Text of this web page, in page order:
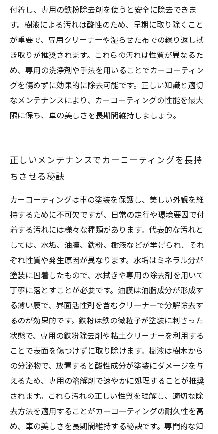
付着し、専用の鉄粉除去剤を使うと安全に除去できま
す。樹液による汚れは酸性のため、早期に取り除くこと
が重要で、専用クリーナーや湿らせた布での繰り返し拭
き取りが推奨されます。これらの汚れは性質が異なるた
め、専用の洗浄剤や手法を用いることでカーコーティン
グを傷めずに効果的に除去可能です。正しい知識と適切
なメンテナンスにより、カーコーティングの性能を最大
限に保ち、車の美しさを長期間維持しましょう。
正しいメンテナンスでカーコーティングを長持
ちさせる秘訣
カーコーティングは車の塗装を保護し、美しい外観を維
持するために不可欠ですが、日常の走行や環境要因で付
着する汚れには様々な種類があります。代表的な汚れと
しては、水垢、油膜、鉄粉、樹液などが挙げられ、それ
ぞれ性質や発生原因が異なります。水垢はミネラル分が
塗装に固着したもので、水拭きや専用の除去剤を用いて
丁寧に落とすことが必要です。油膜は油脂成分が形成す
る薄い膜で、界面活性剤を含むクリーナーで分解除去す
るのが効果的です。鉄粉は鉄の微粒子が塗装に刺さった
状態で、専用の鉄粉除去剤や粘土クリーナーを利用する
ことで表面を傷つけずに取り除けます。樹液は樹木から
の分泌物で、放置すると酸性成分が塗装にダメージを与
えるため、専用の溶解剤で速やかに処理することが推奨
されます。これら汚れの正しい性質を理解し、適切な除
去方法を適用することがカーコーティングの耐久性を高
め、車の美しさを長期間維持する秘訣です。専門的な知